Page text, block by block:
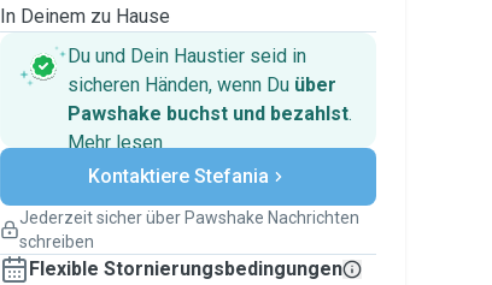
In Deinem zu Hause
Du und Dein Haustier seid in
sicheren Händen, wenn Du über
Pawshake buchst und bezahlst.
Mehr lesenSichere Zahlungen
Unterstützung, falls sich Deine
Versicherte Buchungen
Erledige alles über Pawshake – von der
ersten Nachricht bis zur Bezahlung –, um
Kontaktiere Stefania
Jederzeit sicher über Pawshake Nachrichten
schreiben
Flexible Stornierungsbedingungen